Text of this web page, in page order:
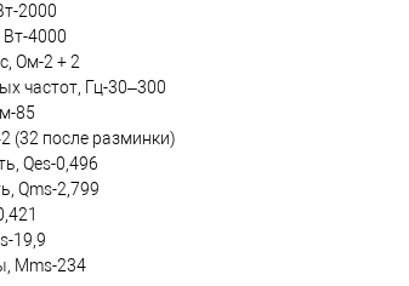
2000
4000
Ом-2 + 2
частот, Гц-30–300
85
(32 после разминки)
Qes-0,496
Qms-2,799
19,9
Mms-234